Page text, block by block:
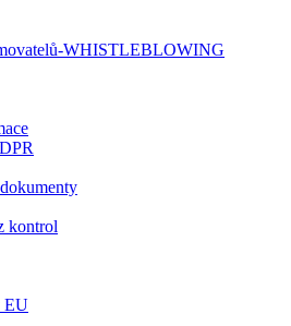
WHISTLEBLOWING
kontrol
EU